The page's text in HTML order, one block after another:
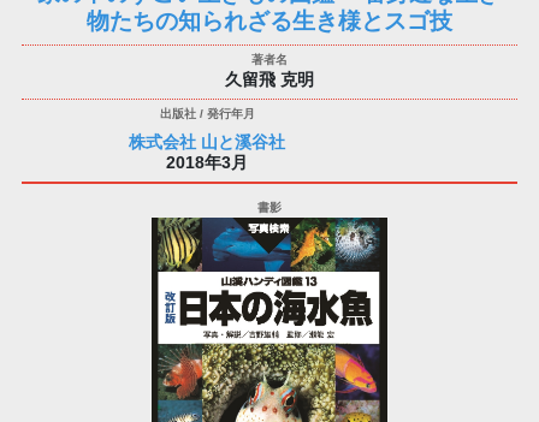
物たちの知られざる生き様とスゴ技
久留飛 克明
株式会社 山と溪谷社
2018年3月